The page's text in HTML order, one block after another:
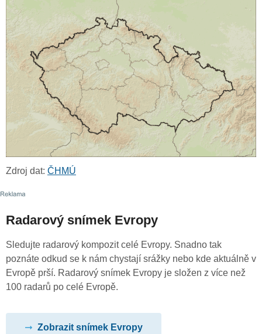
Zdroj dat: ČHMÚ
Radarový snímek Evropy
Sledujte radarový kompozit celé Evropy. Snadno tak
poznáte odkud se k nám chystají srážky nebo kde aktuálně v
Evropě prší. Radarový snímek Evropy je složen z více než
100 radarů po celé Evropě.
Zobrazit snímek Evropy